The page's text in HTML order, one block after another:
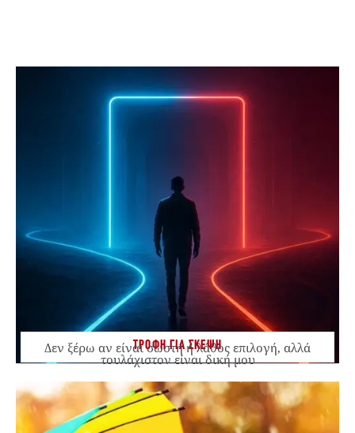
ΤΡΟΦΗ ΓΙΑ ΣΚΕΨΗ
Δεν ξέρω αν είναι σωστή ή λάθος επιλογή, αλλά
τουλάχιστον είναι δική μου